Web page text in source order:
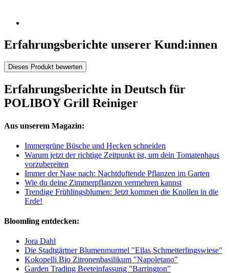
Erfahrungsberichte unserer Kund:innen
Dieses Produkt bewerten
Erfahrungsberichte in Deutsch für
POLIBOY Grill Reiniger
Aus unserem Magazin:
Immergrüne Büsche und Hecken schneiden
Warum jetzt der richtige Zeitpunkt ist, um dein Tomatenhaus
vorzubereiten
Immer der Nase nach: Nachtduftende Pflanzen im Garten
Wie du deine Zimmerpflanzen vermehren kannst
Trendige Frühlingsblumen: Jetzt kommen die Knollen in die
Erde!
Bloomling entdecken:
Jora Dahl
Die Stadtgärtner Blumenmurmel "Ellas Schmetterlingswiese"
Kokopelli Bio Zitronenbasilikum "Napoletano"
Garden Trading Beeteinfassung "Barrington"